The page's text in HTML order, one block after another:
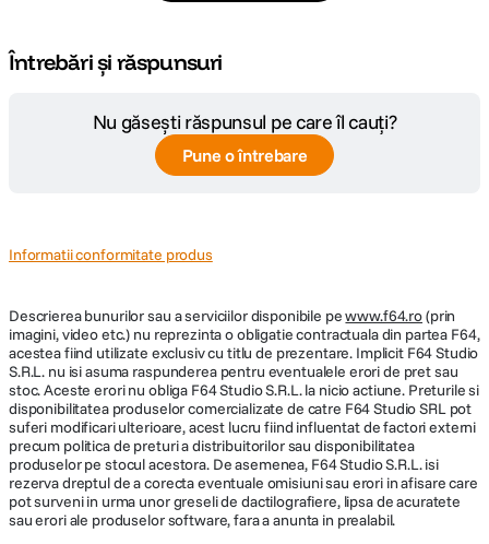
Întrebări și răspunsuri
Nu găsești răspunsul pe care îl cauți?
Pune o întrebare
Informatii conformitate produs
Descrierea bunurilor sau a serviciilor disponibile pewww.f64.ro(prin
imagini, video etc.) nu reprezinta o obligatie contractuala din partea F64,
acestea fiind utilizate exclusiv cu titlu de prezentare. Implicit F64 Studio
S.R.L. nu isi asuma raspunderea pentru eventualele erori de pret sau
stoc. Aceste erori nu obliga F64 Studio S.R.L. la nicio actiune. Preturile si
disponibilitatea produselor comercializate de catre F64 Studio SRL pot
suferi modificari ulterioare, acest lucru fiind influentat de factori externi
precum politica de preturi a distribuitorilor sau disponibilitatea
produselor pe stocul acestora. De asemenea, F64 Studio S.R.L. isi
rezerva dreptul de a corecta eventuale omisiuni sau erori in afisare care
pot surveni in urma unor greseli de dactilografiere, lipsa de acuratete
sau erori ale produselor software, fara a anunta in prealabil.